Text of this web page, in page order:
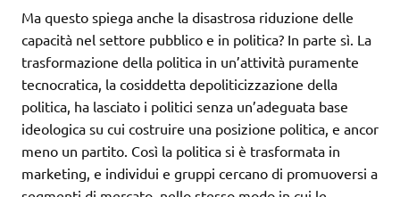
Ma questo spiega anche la disastrosa riduzione delle
capacità nel settore pubblico e in politica? In parte sì. La
trasformazione della politica in un’attività puramente
tecnocratica, la cosiddetta depoliticizzazione della
politica, ha lasciato i politici senza un’adeguata base
ideologica su cui costruire una posizione politica, e ancor
meno un partito. Così la politica si è trasformata in
marketing, e individui e gruppi cercano di promuoversi a